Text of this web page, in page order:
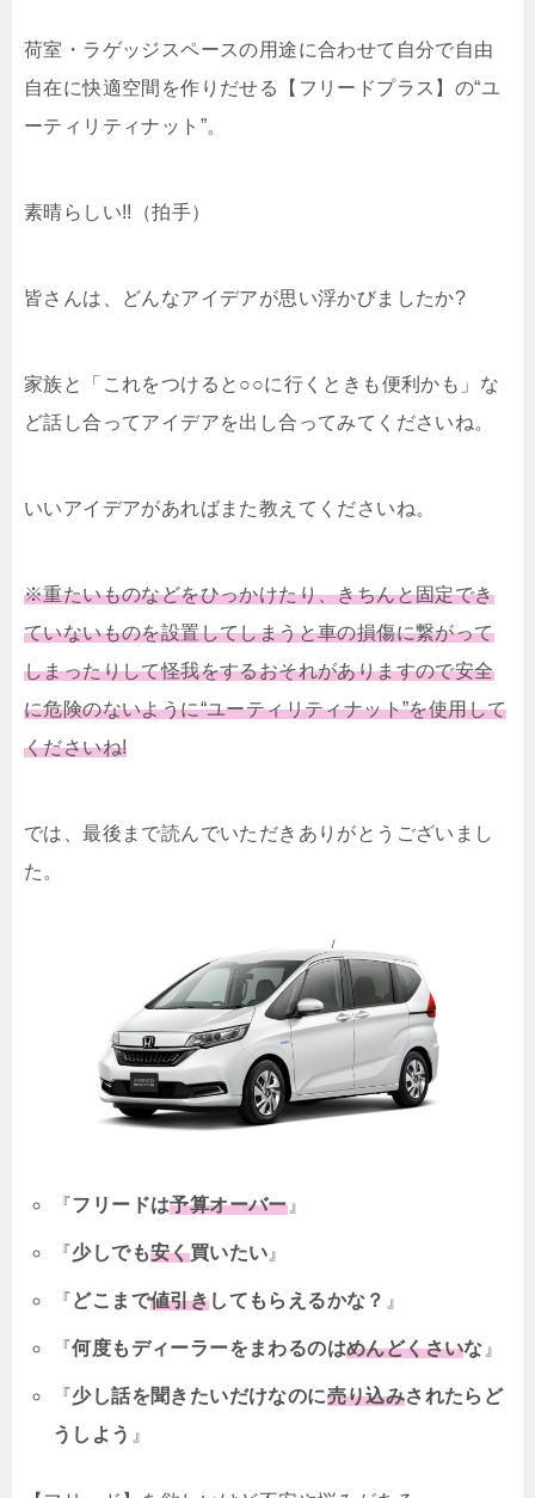
荷室・ラゲッジスペースの用途に合わせて自分で自由
自在に快適空間を作りだせる【フリードプラス】の“ユ
ーティリティナット”。
素晴らしい!!（拍手）
皆さんは、どんなアイデアが思い浮かびましたか?
家族と「これをつけると○○に行くときも便利かも」な
ど話し合ってアイデアを出し合ってみてくださいね。
いいアイデアがあればまた教えてくださいね。
※重たいものなどをひっかけたり、きちんと固定でき
ていないものを設置してしまうと車の損傷に繋がって
しまったりして怪我をするおそれがありますので安全
に危険のないように“ユーティリティナット”を使用して
くださいね!
では、最後まで読んでいただきありがとうございまし
た。
『フリードは予算オーバー』
『少しでも安く買いたい 』
『どこまで値引きしてもらえるかな？ 』
『何度もディーラーをまわるのはめんどくさいな 』
『少し話を聞きたいだけなのに売り込みされたらど
うしよう 』